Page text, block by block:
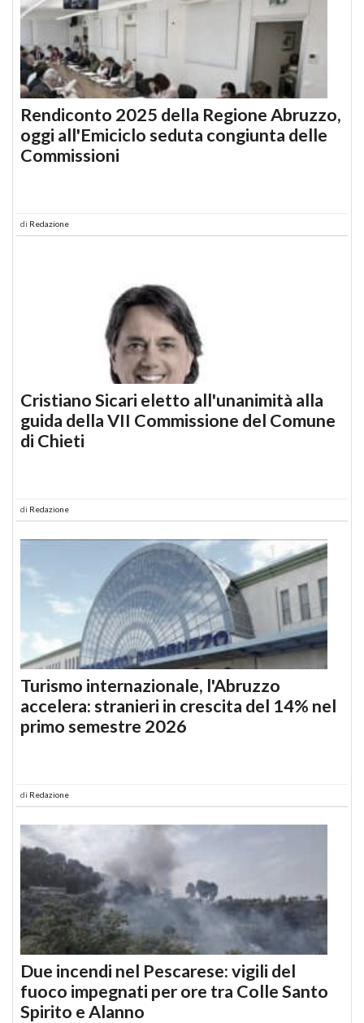
Rendiconto 2025 della Regione Abruzzo,
oggi all'Emiciclo seduta congiunta delle
Commissioni
di Redazione
Cristiano Sicari eletto all'unanimità alla
guida della VII Commissione del Comune
di Chieti
di Redazione
Turismo internazionale, l'Abruzzo
accelera: stranieri in crescita del 14% nel
primo semestre 2026
di Redazione
Due incendi nel Pescarese: vigili del
fuoco impegnati per ore tra Colle Santo
Spirito e Alanno